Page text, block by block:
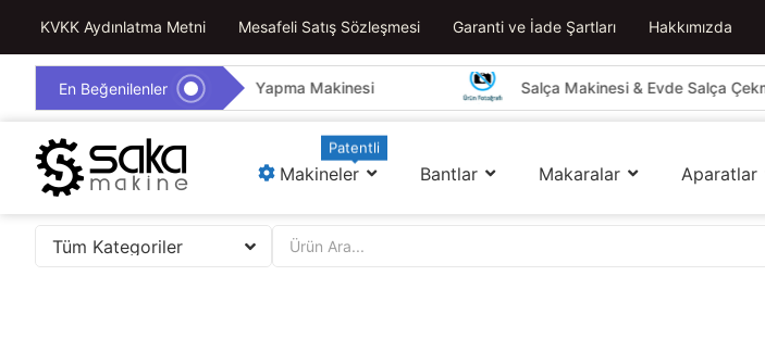
KVKK Aydınlatma Metni Mesafeli Satış Sözleşmesi Garanti ve İade Şartları Hakkımızda
En Beğenilenler
Üretim ve Talaş Pelet Yapma Makinesi Salça Makinesi & Evde Salça Çekme Makinesi
Makineler
Patentli
Bantlar Makaralar Aparatlar